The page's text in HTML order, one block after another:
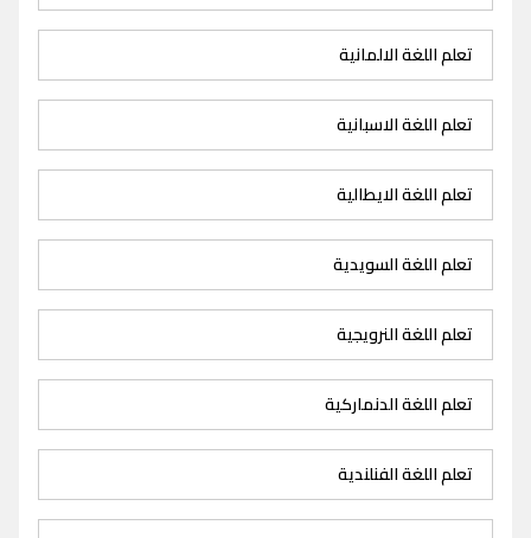
تعلم اللغة الالمانية
تعلم اللغة الاسبانية
تعلم اللغة الايطالية
تعلم اللغة السويدية
تعلم اللغة النرويجية
تعلم اللغة الدنماركية
تعلم اللغة الفنلندية